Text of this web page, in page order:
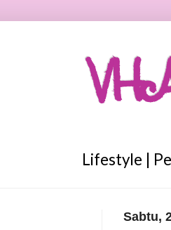
Lifestyle |
Sabtu,